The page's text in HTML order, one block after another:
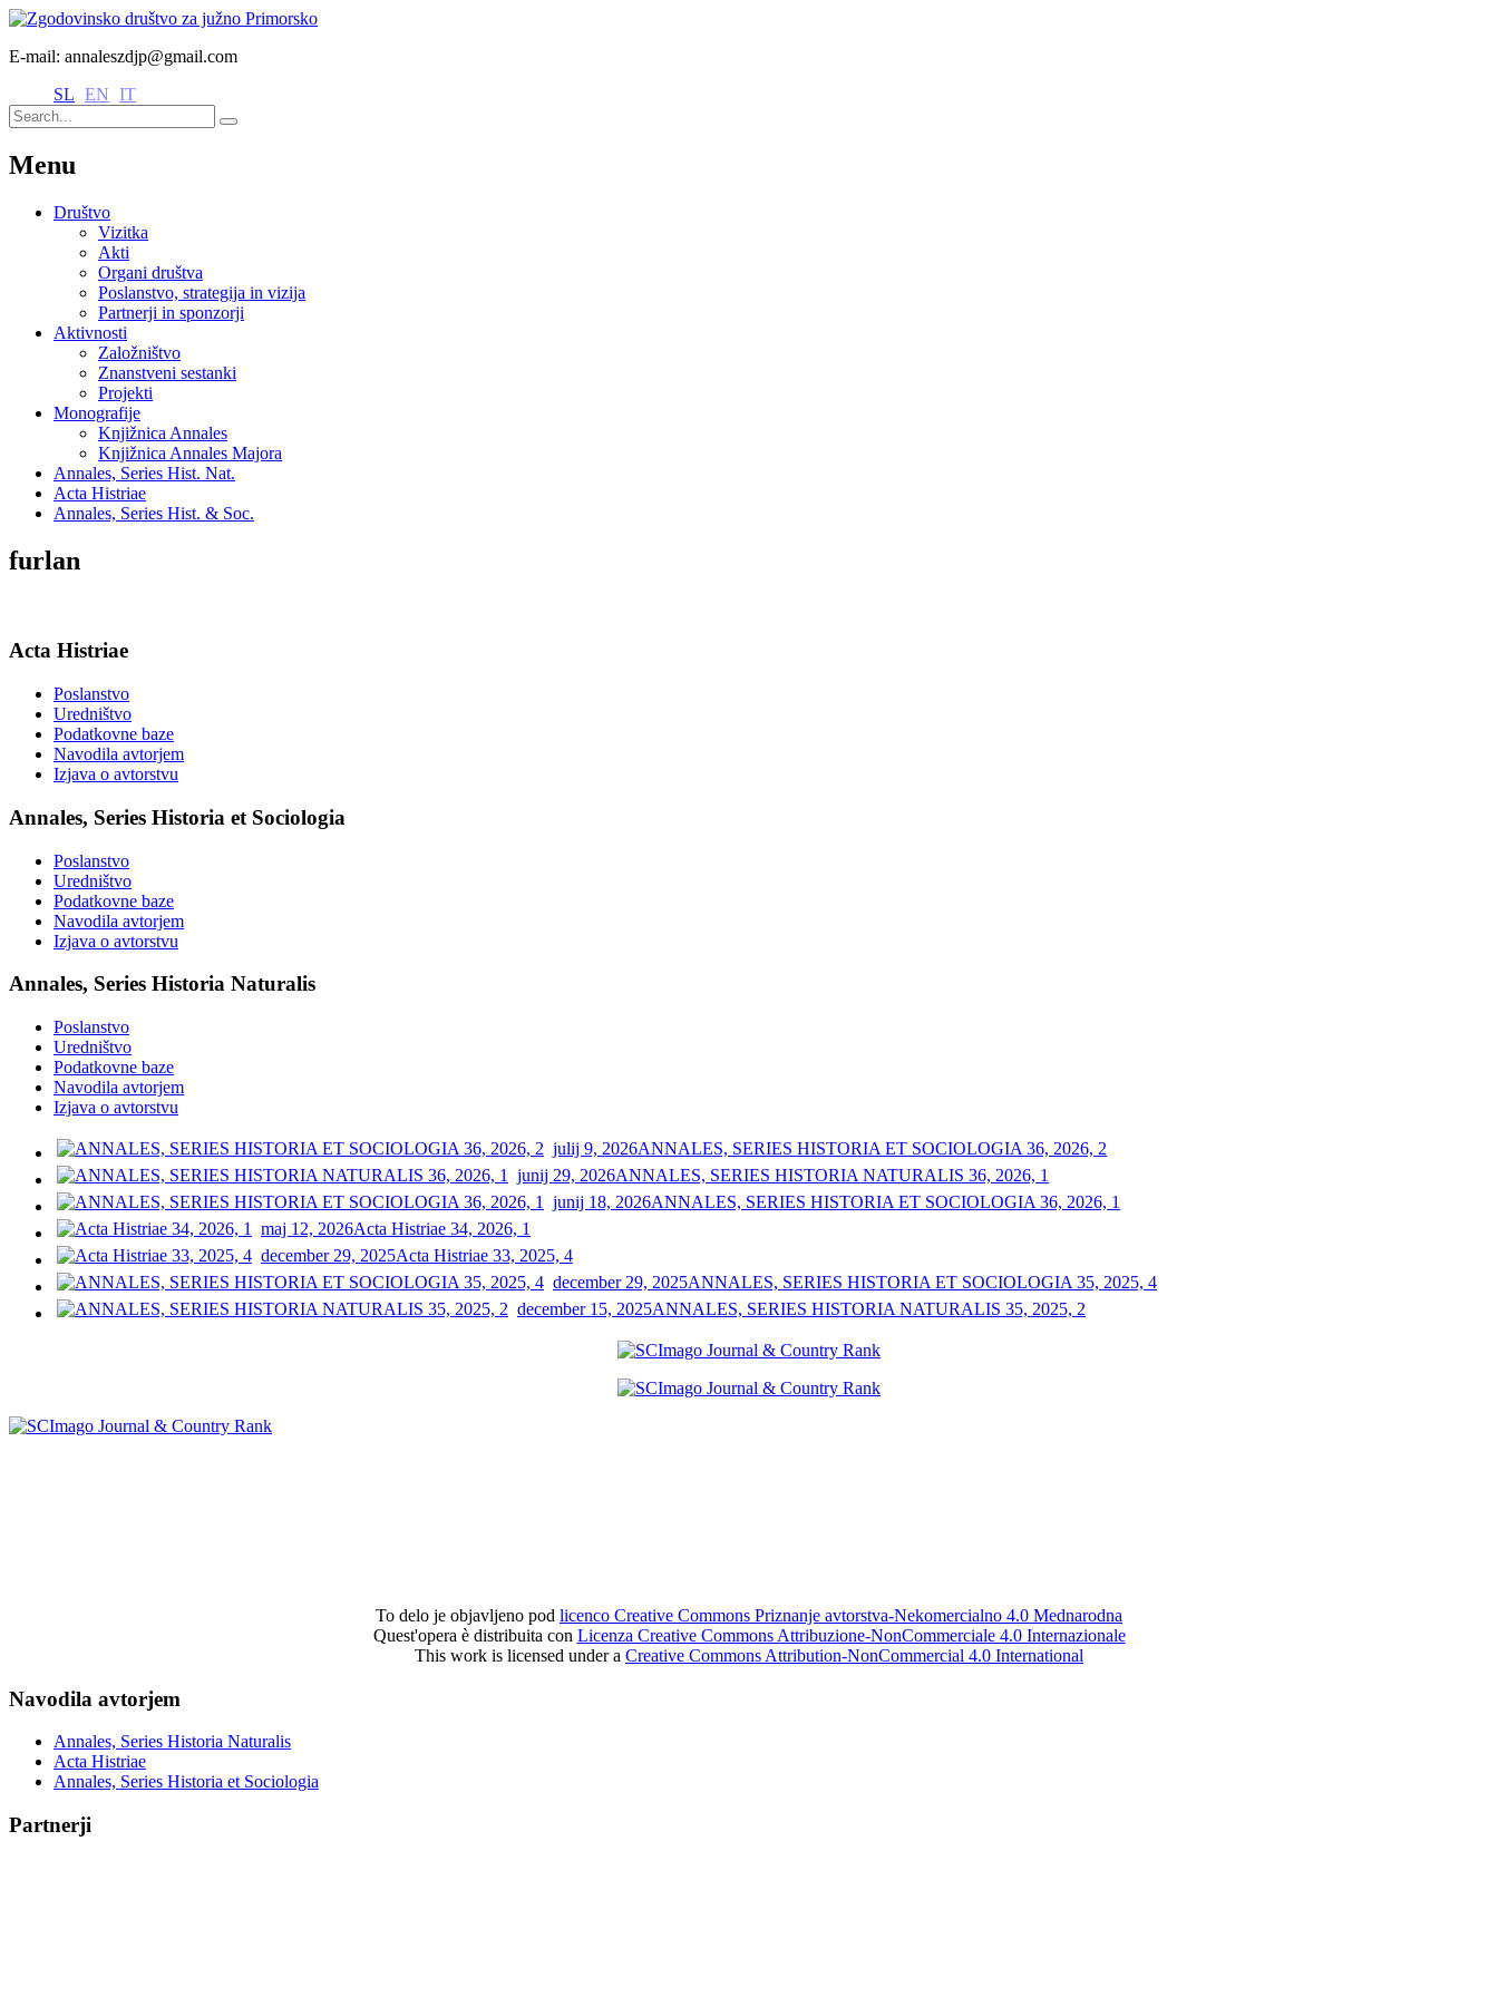
E-mail: annaleszdjp@gmail.com
SL EN IT
Menu
Društvo
Vizitka
Akti
Organi društva
Poslanstvo, strategija in vizija
Partnerji in sponzorji
Aktivnosti
Založništvo
Znanstveni sestanki
Projekti
Monografije
Knjižnica Annales
Knjižnica Annales Majora
Annales, Series Hist. Nat.
Acta Histriae
Annales, Series Hist. & Soc.
furlan
Acta Histriae
Poslanstvo
Uredništvo
Podatkovne baze
Navodila avtorjem
Izjava o avtorstvu
Annales, Series Historia et Sociologia
Poslanstvo
Uredništvo
Podatkovne baze
Navodila avtorjem
Izjava o avtorstvu
Annales, Series Historia Naturalis
Poslanstvo
Uredništvo
Podatkovne baze
Navodila avtorjem
Izjava o avtorstvu
julij 9, 2026ANNALES, SERIES HISTORIA ET SOCIOLOGIA 36, 2026, 2
junij 29, 2026ANNALES, SERIES HISTORIA NATURALIS 36, 2026, 1
junij 18, 2026ANNALES, SERIES HISTORIA ET SOCIOLOGIA 36, 2026, 1
maj 12, 2026Acta Histriae 34, 2026, 1
december 29, 2025Acta Histriae 33, 2025, 4
december 29, 2025ANNALES, SERIES HISTORIA ET SOCIOLOGIA 35, 2025, 4
december 15, 2025ANNALES, SERIES HISTORIA NATURALIS 35, 2025, 2
To delo je objavljeno pod licenco Creative Commons Priznanje avtorstva-Nekomercialno 4.0 Mednarodna
Quest'opera è distribuita con Licenza Creative Commons Attribuzione-NonCommerciale 4.0 Internazionale
This work is licensed under a Creative Commons Attribution-NonCommercial 4.0 International
Navodila avtorjem
Annales, Series Historia Naturalis
Acta Histriae
Annales, Series Historia et Sociologia
Partnerji